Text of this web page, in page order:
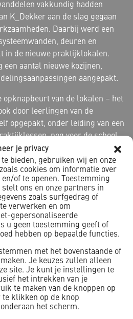
je privacy
bieden, gebruiken wij en onze
cookies om informatie over
of te openen. Toestemming
ons en onze partners in
zoals surfgedrag of
verwerken en om
gepersonaliseerde
u geen toestemming geeft of
hebben op bepaalde functies.
met het bovenstaande of
Je keuzes zullen alleen
site. Je kunt je instellingen te
het intrekken van je
te maken van de knoppen op
te klikken op de knop
het scherm.
vakkundig hadden
K_Dekker aan de slag gegaan
Daarbij werd een
deuren en
in de nieuwe praktijklokalen.
een aantal nieuwe kozijnen,
aangepakt.
opknapbeurt van de lokalen – het
door leerlingen van de
opgepakt, onder leiding van een
nog voor de school
interne verbouwing uitgevoerd
– tot tevredenheid van het
we opnieuw gevraagd in te
die uiteindelijk aan K_Dekker